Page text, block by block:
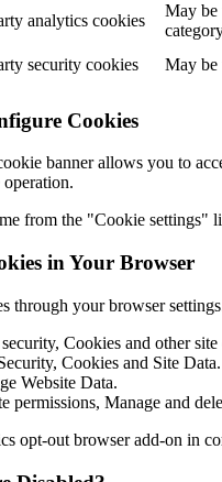
analytics cookies
May be
security cookies May be
Cookies
banner allows you to
from the "Cookie settings"
in Your Browser
through your browser
Cookies and other site
Cookies and Site Data.
Website Data.
permissions, Manage and
opt-out browser add-on in